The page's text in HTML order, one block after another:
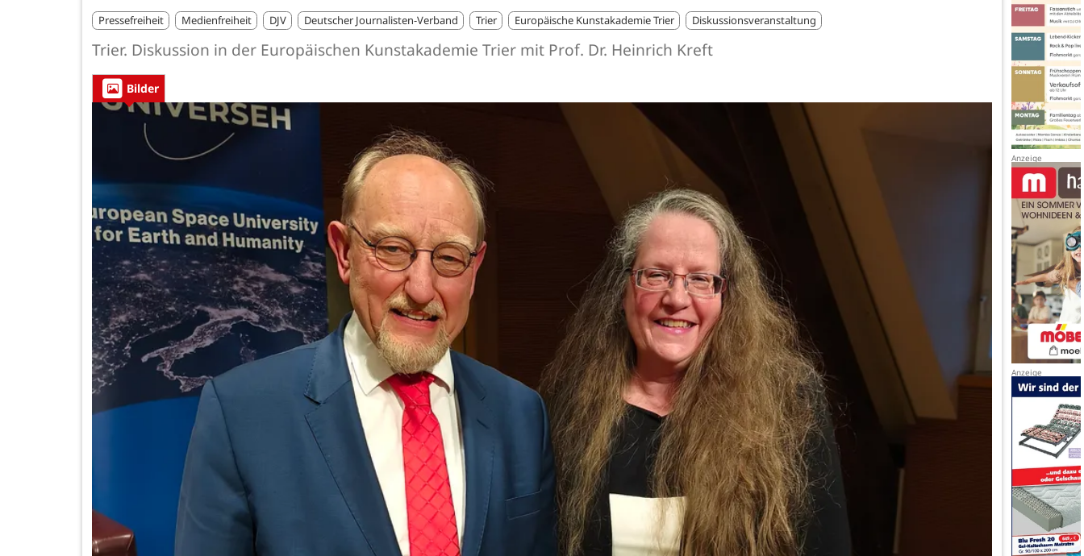
Pressefreiheit Medienfreiheit DJV Deutscher Journalisten-Verband Trier Europäische Kunstakademie Trier Diskussionsveranstaltung
Trier. Diskussion in der Europäischen Kunstakademie Trier mit Prof. Dr. Heinrich Kreft
Bilder